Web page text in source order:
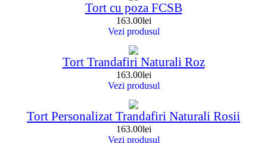
Tort cu poza FCSB
163.00lei
Vezi produsul
Tort Trandafiri Naturali Roz
163.00lei
Vezi produsul
Tort Personalizat Trandafiri Naturali Rosii
163.00lei
Vezi produsul